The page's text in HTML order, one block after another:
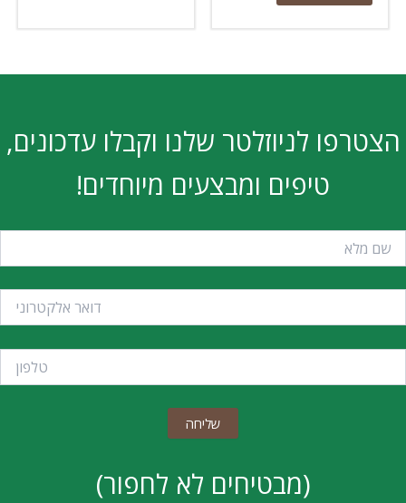
הצטרפו לניוזלטר שלנו וקבלו עדכונים,
טיפים ומבצעים מיוחדים!
(מבטיחים לא לחפור)